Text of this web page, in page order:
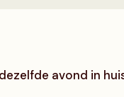
avond in